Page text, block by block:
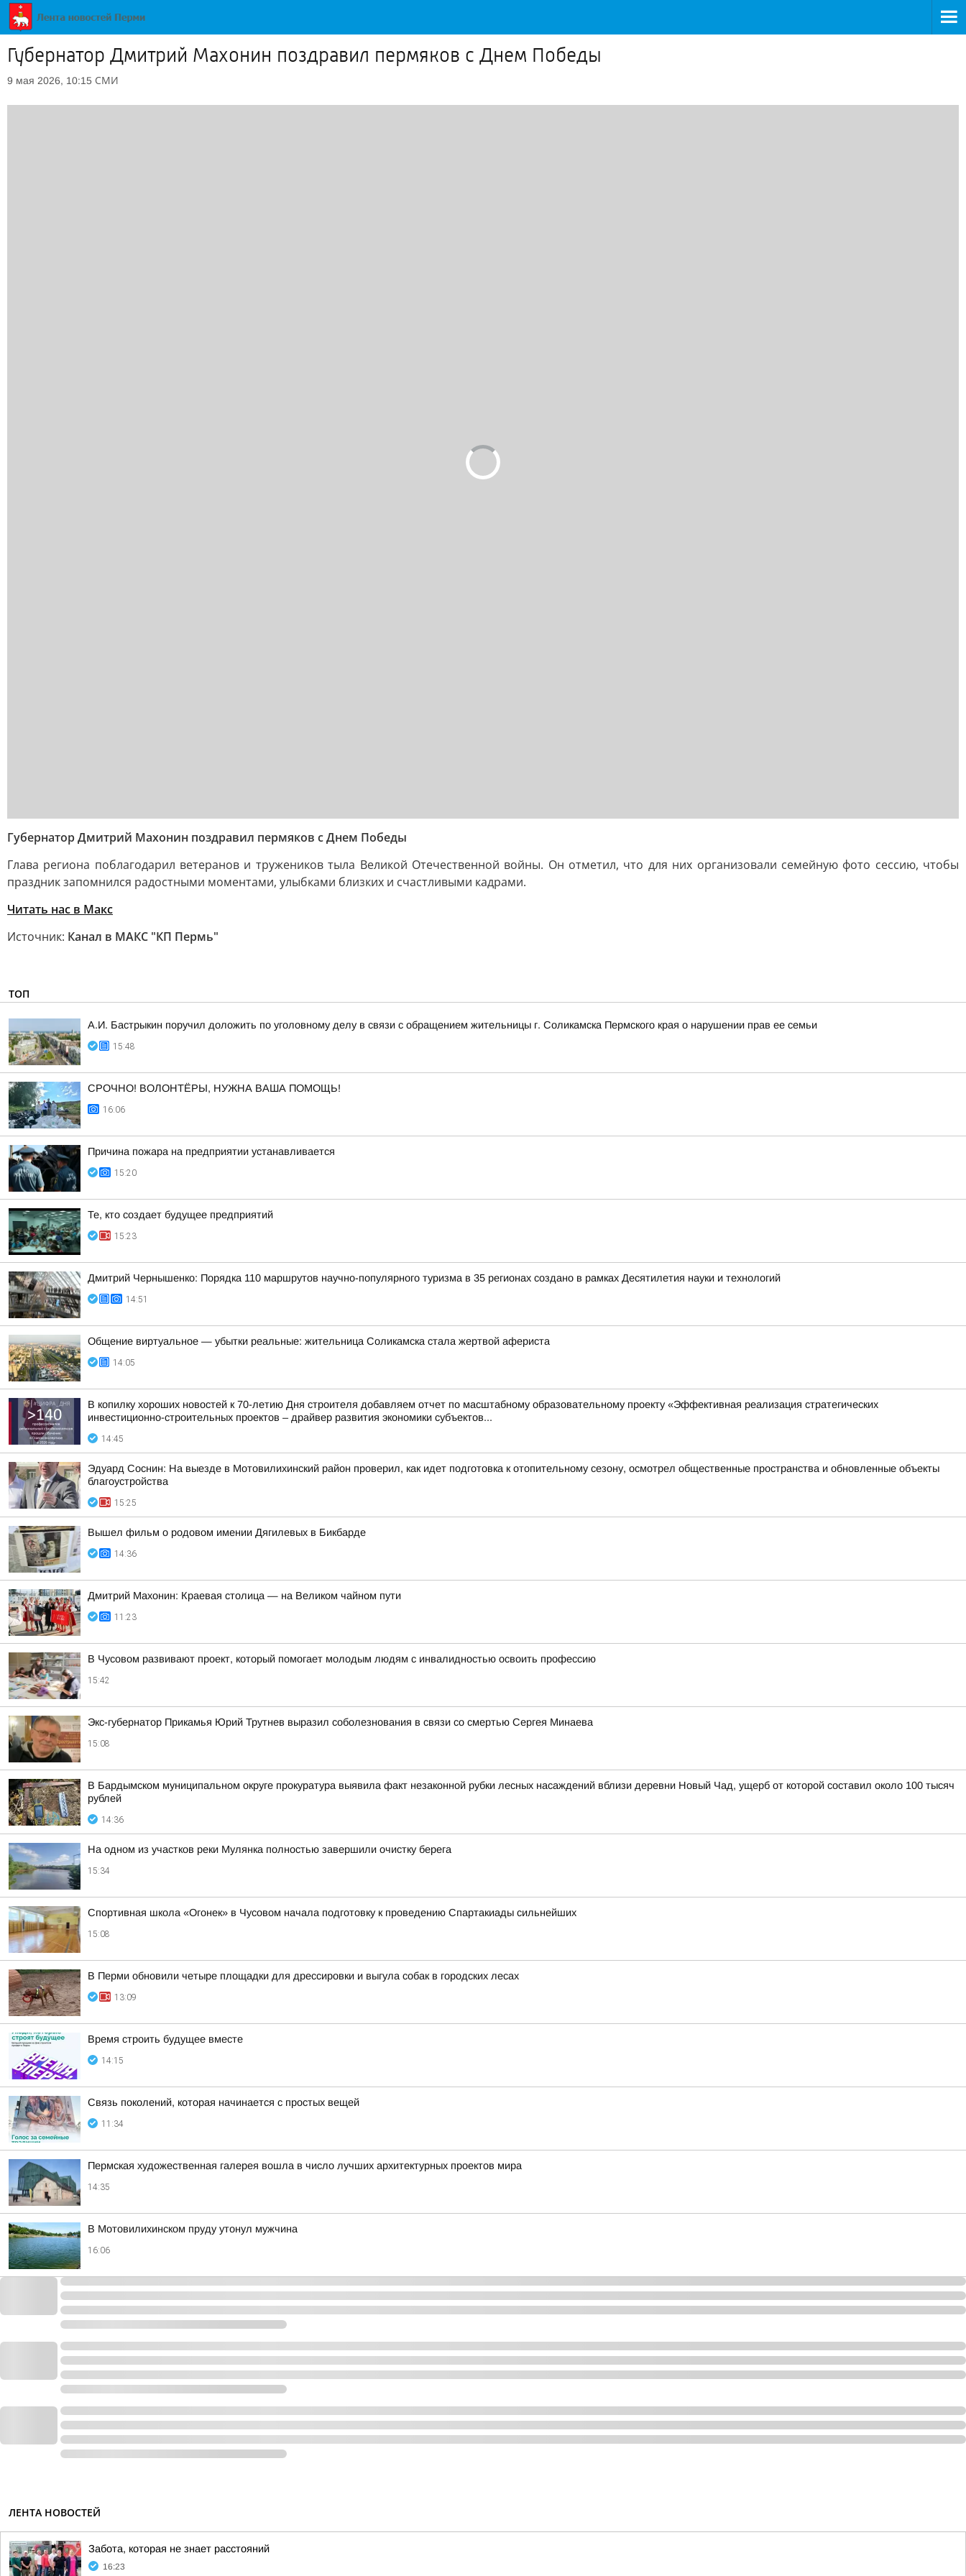
Губернатор Дмитрий Махонин поздравил пермяков с Днем Победы
9 мая 2026, 10:15 СМИ
Губернатор Дмитрий Махонин поздравил пермяков с Днем Победы
Глава региона поблагодарил ветеранов и тружеников тыла Великой Отечественной войны. Он отметил, что для них организовали семейную фото сессию, чтобы
праздник запомнился радостными моментами, улыбками близких и счастливыми кадрами.
Читать нас в Макс
Источник: Канал в МАКС "КП Пермь"
ТОП
А.И. Бастрыкин поручил доложить по уголовному делу в связи с обращением жительницы г. Соликамска Пермского края о нарушении прав ее семьи
15:48
СРОЧНО! ВОЛОНТЁРЫ, НУЖНА ВАША ПОМОЩЬ!
16:06
Причина пожара на предприятии устанавливается
15:20
Те, кто создает будущее предприятий
15:23
Дмитрий Чернышенко: Порядка 110 маршрутов научно-популярного туризма в 35 регионах создано в рамках Десятилетия науки и технологий
14:51
Общение виртуальное — убытки реальные: жительница Соликамска стала жертвой афериста
14:05
В копилку хороших новостей к 70-летию Дня строителя добавляем отчет по масштабному образовательному проекту «Эффективная реализация стратегических
инвестиционно-строительных проектов – драйвер развития экономики субъектов...
14:45
Эдуард Соснин: На выезде в Мотовилихинский район проверил, как идет подготовка к отопительному сезону, осмотрел общественные пространства и обновленные объекты
благоустройства
15:25
Вышел фильм о родовом имении Дягилевых в Бикбарде
14:36
Дмитрий Махонин: Краевая столица — на Великом чайном пути
11:23
В Чусовом развивают проект, который помогает молодым людям с инвалидностью освоить профессию
15:42
Экс-губернатор Прикамья Юрий Трутнев выразил соболезнования в связи со смертью Сергея Минаева
15:08
В Бардымском муниципальном округе прокуратура выявила факт незаконной рубки лесных насаждений вблизи деревни Новый Чад, ущерб от которой составил около 100 тысяч
рублей
14:36
На одном из участков реки Мулянка полностью завершили очистку берега
15:34
Спортивная школа «Огонек» в Чусовом начала подготовку к проведению Спартакиады сильнейших
15:08
В Перми обновили четыре площадки для дрессировки и выгула собак в городских лесах
13:09
Время строить будущее вместе
14:15
Связь поколений, которая начинается с простых вещей
11:34
Пермская художественная галерея вошла в число лучших архитектурных проектов мира
14:35
В Мотовилихинском пруду утонул мужчина
16:06
ЛЕНТА НОВОСТЕЙ
Забота, которая не знает расстояний
16:23